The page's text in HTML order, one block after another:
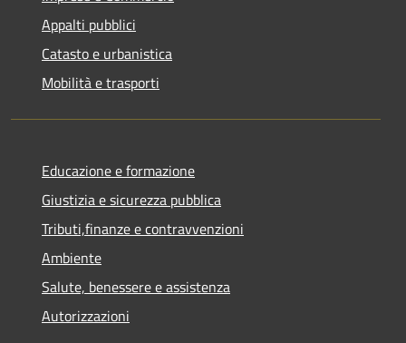
Appalti pubblici
Catasto e urbanistica
Mobilità e trasporti
Educazione e formazione
Giustizia e sicurezza pubblica
Tributi,finanze e contravvenzioni
Ambiente
Salute, benessere e assistenza
Autorizzazioni